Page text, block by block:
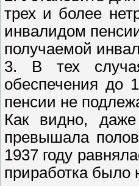
трех и более
инвалидом
получаемой
3. В тех
обеспечения до
пенсии не
Как видно,
превышала
1937 году
приработка было